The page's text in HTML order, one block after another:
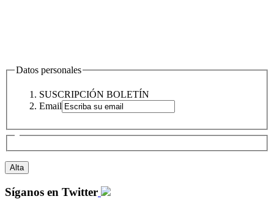
Datos personales
SUSCRIPCIÓN BOLETÍN
Email
Síganos en Twitter